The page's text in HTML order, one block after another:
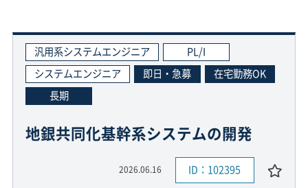
汎用系システムエンジニア
PL/I
システムエンジニア
即日・急募
在宅勤務OK
長期
地銀共同化基幹系システムの開発
2026.06.16 ID：102395